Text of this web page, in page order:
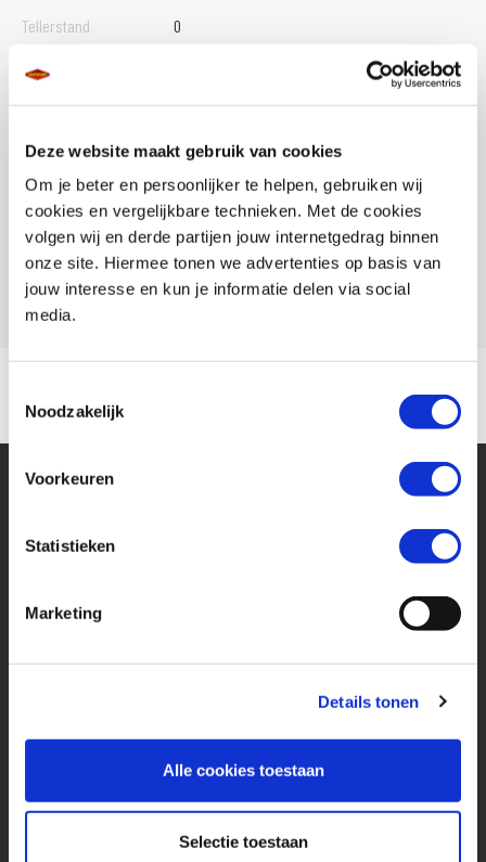
Deze website maakt gebruik van cookies
Om je beter en persoonlijker te helpen, gebruiken wij
cookies en vergelijkbare technieken. Met de cookies
volgen wij en derde partijen jouw internetgedrag binnen
onze site. Hiermee tonen we advertenties op basis van
jouw interesse en kun je informatie delen via social
media.
Noodzakelijk
Voorkeuren
Statistieken
Marketing
Details tonen
Alle cookies toestaan
Selectie toestaan
Tellerstand
0
Btw Marge
Bouwjaar
2026
Vestiging
Assen
Conditie
Nieuw
Rijbewijs type
A
Model
MONSTER
Financier deze Ducati